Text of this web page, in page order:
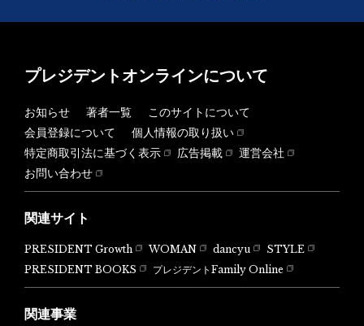
プレジデントオンラインについて
お知らせ 著者一覧
このサイトについて
会員登録について
個人情報の取り扱い
特定商取引法に基づく表示
広告掲載
運営会社
お問い合わせ
関連サイト
PRESIDENT Growth WOMAN dancyu
STYLE
PRESIDENT BOOKS
プレジデントFamily Online
関連事業